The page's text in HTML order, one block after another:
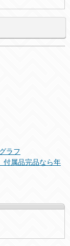
ラフ
属品完品なら年